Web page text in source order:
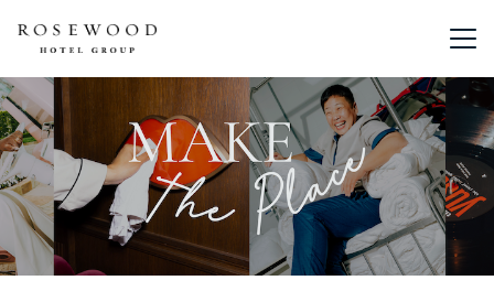
主菜单